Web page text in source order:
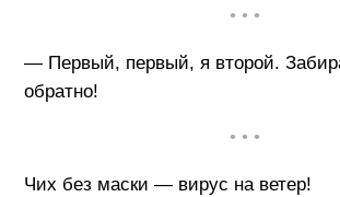
• • •
— Первый, первый, я второй.
обратно!
• • •
Чих без маски — вирус на ветер!